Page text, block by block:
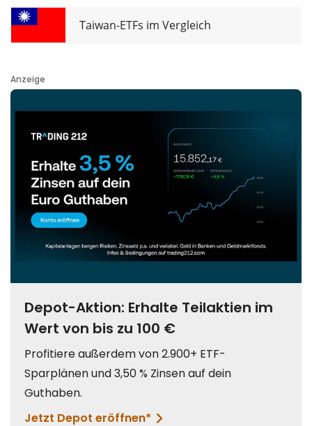
Taiwan-ETFs im Vergleich